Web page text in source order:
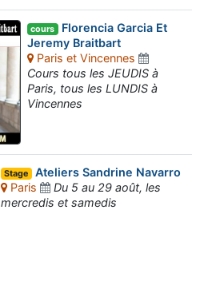
cours Florencia Garcia Et
Jeremy Braitbart
Paris et Vincennes
Cours tous les JEUDIS à
Paris, tous les LUNDIS à
Vincennes
Stage Ateliers Sandrine Navarro
Paris
Du 5 au 29 août, les
mercredis et samedis